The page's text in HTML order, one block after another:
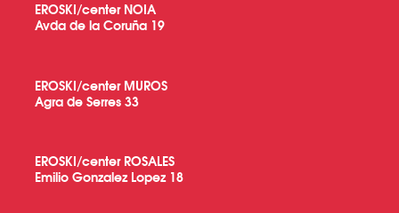
EROSKI/center NOIA
Avda de la Coruña 19
EROSKI/center MUROS
Agra de Serres 33
EROSKI/center ROSALES
Emilio Gonzalez Lopez 18